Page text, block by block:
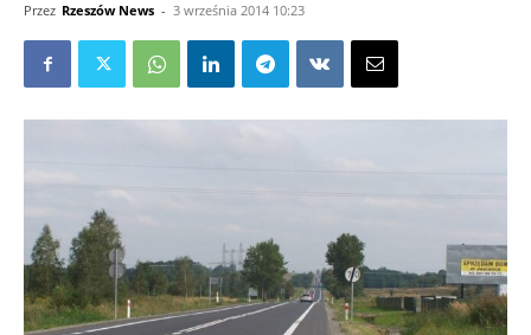
Przez Rzeszów News - 3 września 2014 10:23